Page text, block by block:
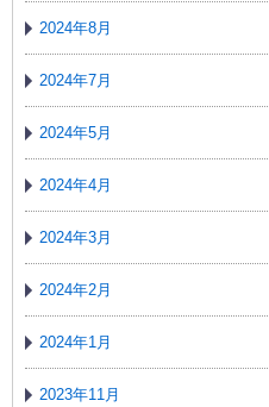
2024年8月
2024年7月
2024年5月
2024年4月
2024年3月
2024年2月
2024年1月
2023年11月